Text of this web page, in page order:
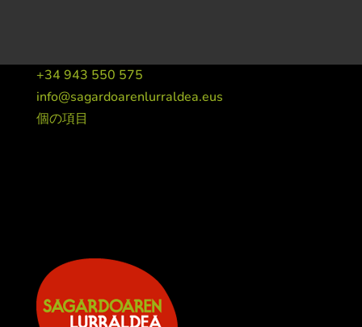
+34 943 550 575
info@sagardoarenlurraldea.eus
個の項目